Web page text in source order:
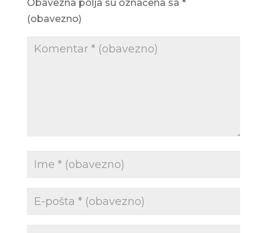
Obavezna polja su označena sa *
(obavezno)